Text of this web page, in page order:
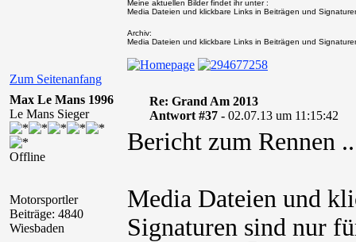
Zum Seitenanfang
Meine aktuellen Bilder findet ihr unter :
Media Dateien und klickbare Links in Beiträgen und
Archiv:
Media Dateien und klickbare Links in Beiträgen und
Max Le Mans 1996
Le Mans Sieger
Offline
Motorsportler
Beiträge: 4840
Wiesbaden
Re: Grand Am 2013
Antwort #37 - 02.07.13 um 11:15:42
Bericht zum Rennen
Media Dateien und
Signaturen sind nur